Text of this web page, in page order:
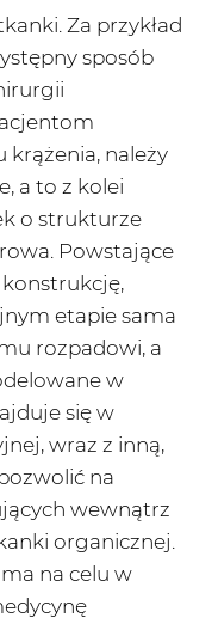
Za przykład
sposób
krążenia, należy
a to z kolei
o strukturze
Powstające
etapie sama
rozpadowi, a
w
się w
wraz z inną,
na
wewnątrz
organicznej.
na celu w